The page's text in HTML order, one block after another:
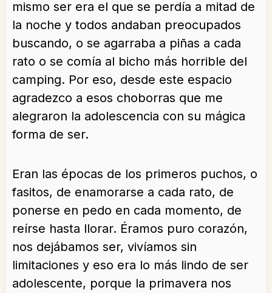
mismo ser era el que se perdía a mitad de
la noche y todos andaban preocupados
buscando, o se agarraba a piñas a cada
rato o se comía al bicho más horrible del
camping. Por eso, desde este espacio
agradezco a esos choborras que me
alegraron la adolescencia con su mágica
forma de ser.
Eran las épocas de los primeros puchos, o
fasitos, de enamorarse a cada rato, de
ponerse en pedo en cada momento, de
reírse hasta llorar. Éramos puro corazón,
nos dejábamos ser, vivíamos sin
limitaciones y eso era lo más lindo de ser
adolescente, porque la primavera nos